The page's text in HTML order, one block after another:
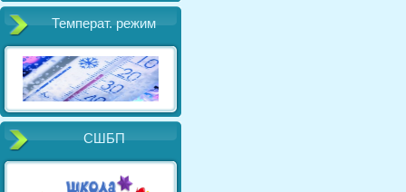
Температ. режим
СШБП